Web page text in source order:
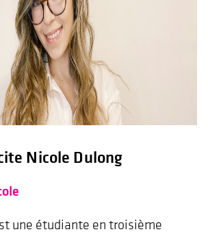
Nicole Dulong
une étudiante en troisième